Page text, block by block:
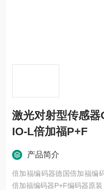
激光对射型传感
IO-L倍加福P+F
产品简介
倍加福编码器德国倍加福编
倍加福编码器P+F编码器原